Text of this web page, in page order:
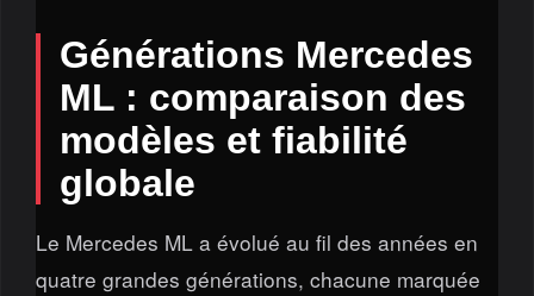
Générations Mercedes
ML : comparaison des
modèles et fiabilité
globale
Le Mercedes ML a évolué au fil des années en
quatre grandes générations, chacune marquée